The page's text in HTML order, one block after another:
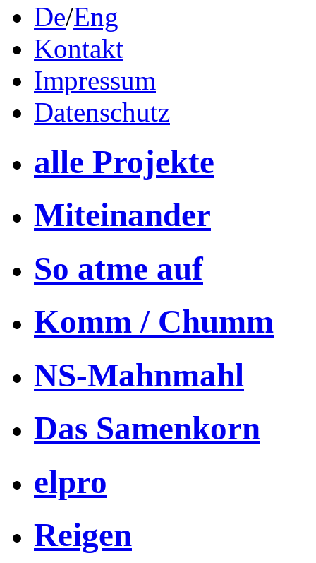
De/Eng
Kontakt
Impressum
Datenschutz
alle Projekte
Miteinander
So atme auf
Komm / Chumm
NS-Mahnmahl
Das Samenkorn
elpro
Reigen